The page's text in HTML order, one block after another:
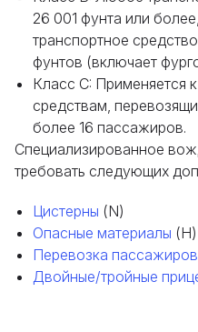
26 001 фунта или
транспортное
фунтов (включает
Класс C: Применяется
средствам,
более 16 пассажиров.
Специализированное
требовать следующих
Цистерны (N)
Опасные материалы (H)
Перевозка пассажиров
Двойные/тройные